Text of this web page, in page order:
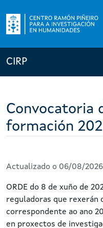
CIRP
Convocatoria
formación
Actualizado o 06/08/2026
ORDE do 8 de xuño de
reguladoras que rexerán
correspondente ao ano
en proxectos de